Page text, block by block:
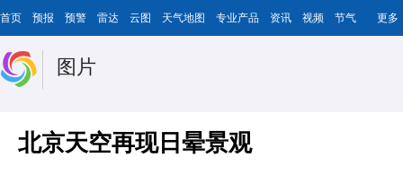
首页 预报 预警 雷达 云图 天气地图 专业产品 资讯 视频 节气 更多
图片
北京天空再现日晕景观